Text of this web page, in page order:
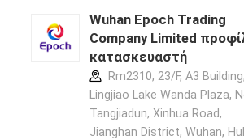
Wuhan Epoch Trading
Company Limited
κατασκευαστή
Rm2310, 23/F, A3 Building,
Lingjiao Lake Wanda Plaza,
Tangjiadun, Xinhua Road,
Jianghan District, Wuhan,